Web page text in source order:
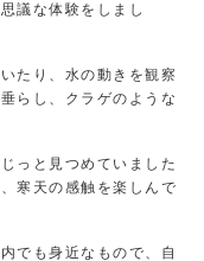
議な体験をしまし
たり、水の動きを観察
らし、クラゲのような
っと見つめていました
寒天の感触を楽しんで
でも身近なもので、自